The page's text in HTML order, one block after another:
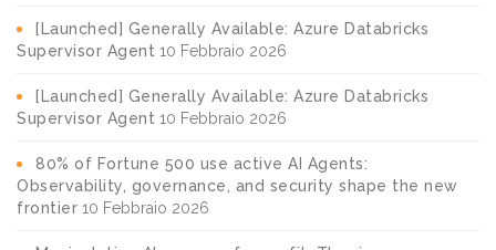
[Launched] Generally Available: Azure Databricks
Supervisor Agent 10 Febbraio 2026
[Launched] Generally Available: Azure Databricks
Supervisor Agent 10 Febbraio 2026
80% of Fortune 500 use active AI Agents:
Observability, governance, and security shape the new
frontier 10 Febbraio 2026